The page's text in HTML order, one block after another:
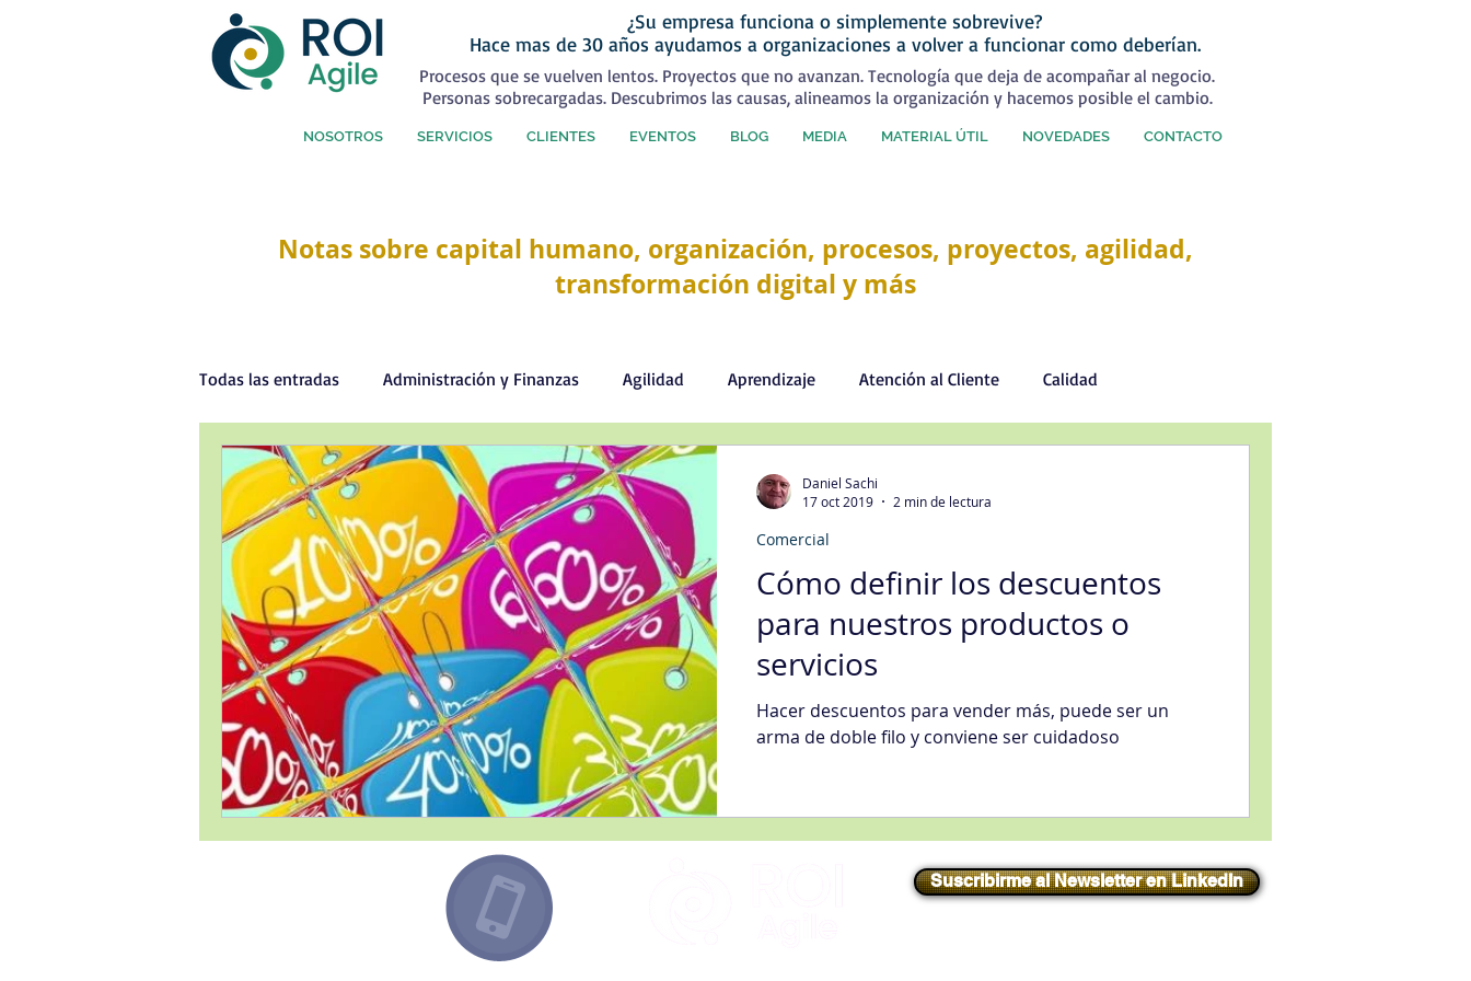
¿Su empresa funciona o simplemente sobrevive?
Hace mas de 30 años ayudamos a organizaciones a volver a funcionar como deberían.
Procesos que se vuelven lentos. Proyectos que no avanzan. Tecnología que deja de acompañar al negocio.
Personas sobrecargadas. Descubrimos las causas, alineamos la organización y hacemos posible el cambio.
NOSOTROS SERVICIOS CLIENTES EVENTOS BLOG MEDIA MATERIAL ÚTIL NOVEDADES CONTACTO
Notas sobre capital humano, organización, procesos, proyectos, agilidad,
transformación digital y más
Todas las entradas Administración y Finanzas Agilidad Aprendizaje Atención al Cliente Calidad
Capital Humano Coaching Comercial Comunicación
Estrategia Comercial Estrategias Tecnología Informática
Gestión de Proyectos / Project Mgmt Gestión de Quejas Gestión Organizacional Inteligencia artificial
Liderazgo Logística Mejora Continua Metodologías Nivel de Servicio Satisfacción al Cliente
Temas Generales Transformación Digital Ventas Compras
Cómo definir los descuentos
para nuestros productos o
servicios
Hacer descuentos para vender más, puede ser un
arma de doble filo y conviene ser cuidadoso
Comercial
Daniel Sachi
17 oct 2019
2 min de lectura
Suscribirme al Newsletter en LinkedIn